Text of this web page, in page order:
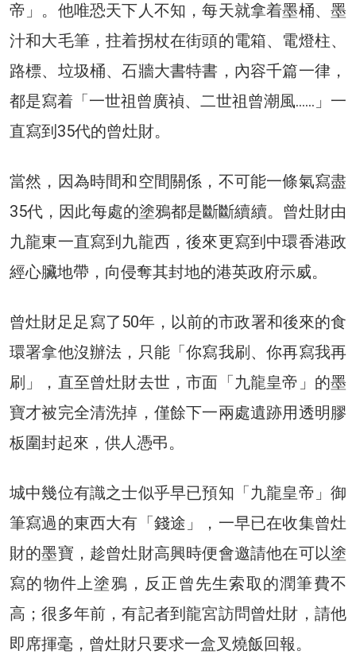
帝」。他唯恐天下人不知，每天就拿着墨桶、墨
汁和大毛筆，拄着拐杖在街頭的電箱、電燈柱、
路標、垃圾桶、石牆大書特書，內容千篇一律，
都是寫着「一世祖曾廣禎、二世祖曾潮風……」一
直寫到35代的曾灶財。
當然，因為時間和空間關係，不可能一條氣寫盡
35代，因此每處的塗鴉都是斷斷續續。曾灶財由
九龍東一直寫到九龍西，後來更寫到中環香港政
經心臟地帶，向侵奪其封地的港英政府示威。
曾灶財足足寫了50年，以前的市政署和後來的食
環署拿他沒辦法，只能「你寫我刷、你再寫我再
刷」，直至曾灶財去世，市面「九龍皇帝」的墨
寶才被完全清洗掉，僅餘下一兩處遺跡用透明膠
板圍封起來，供人憑弔。
城中幾位有識之士似乎早已預知「九龍皇帝」御
筆寫過的東西大有「錢途」，一早已在收集曾灶
財的墨寶，趁曾灶財高興時便會邀請他在可以塗
寫的物件上塗鴉，反正曾先生索取的潤筆費不
高；很多年前，有記者到龍宮訪問曾灶財，請他
即席揮毫，曾灶財只要求一盒叉燒飯回報。